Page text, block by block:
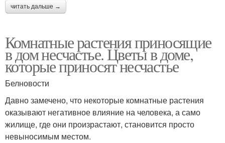
читать дальше →
Комнатные растения приносящие
в дом несчастье. Цветы в доме,
которые приносят несчастье
Белновости
Давно замечено, что некоторые комнатные растения
оказывают негативное влияние на человека, а само
жилище, где они произрастают, становится просто
невыносимым местом.